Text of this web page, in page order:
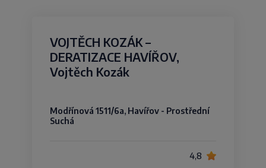
VOJTĚCH KOZÁK –
DERATIZACE HAVÍŘOV,
Vojtěch Kozák
Modřínová 1511/6a, Havířov - Prostřední
Suchá
4,8